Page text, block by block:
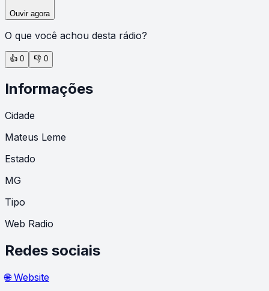
Ouvir agora
O que você achou desta rádio?
👍 0 👎 0
Informações
Cidade
Mateus Leme
Estado
MG
Tipo
Web Radio
Redes sociais
🌐 Website